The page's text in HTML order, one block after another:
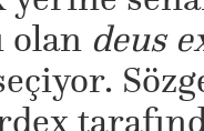
olan deus